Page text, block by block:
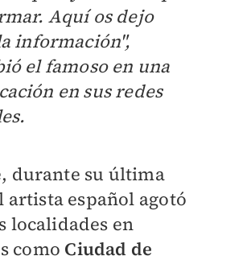
Aquí os dejo
información",
el famoso en una
en sus redes
durante su última
artista español agotó
localidades en
como Ciudad de